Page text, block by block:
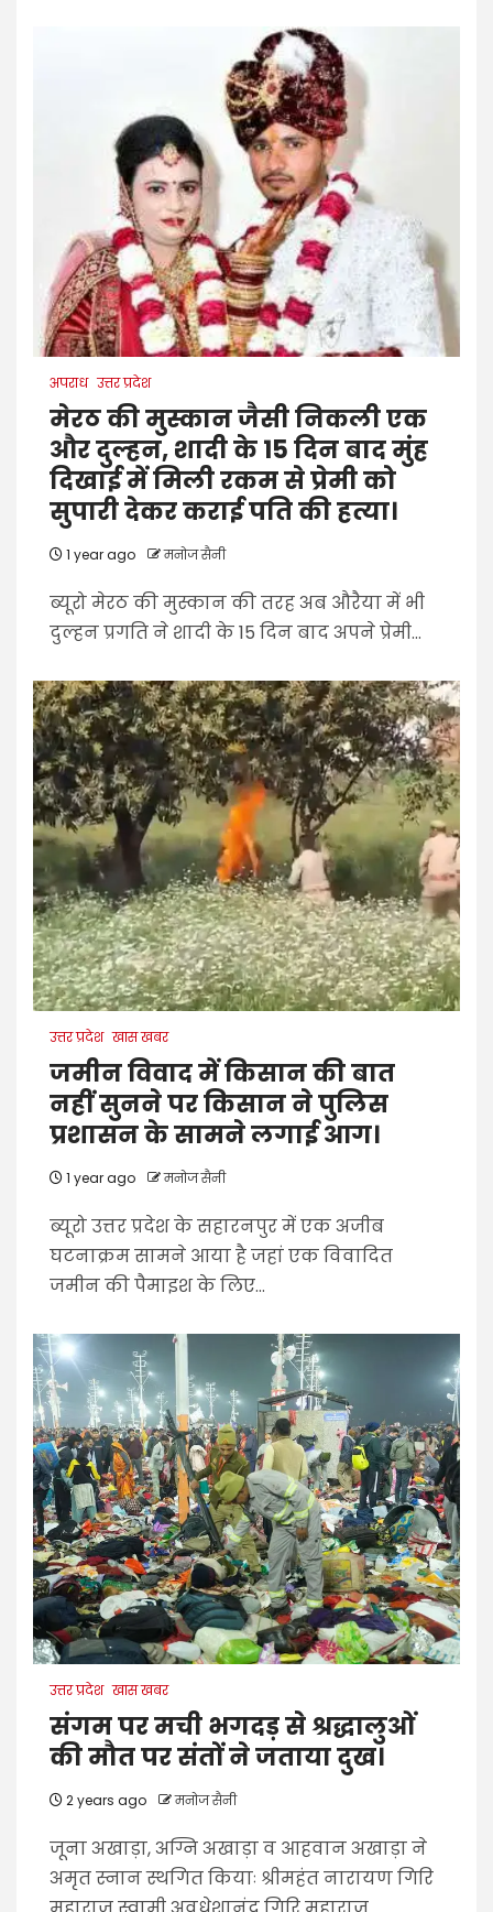
अपराध उत्तर प्रदेश
मेरठ की मुस्कान जैसी निकली एक
और दुल्हन, शादी के 15 दिन बाद मुंह
दिखाई में मिली रकम से प्रेमी को
सुपारी देकर कराई पति की हत्या।
1 year ago मनोज सैनी
ब्यूरो मेरठ की मुस्कान की तरह अब औरैया में भी
दुल्हन प्रगति ने शादी के 15 दिन बाद अपने प्रेमी...
उत्तर प्रदेश खास खबर
जमीन विवाद में किसान की बात
नहीं सुनने पर किसान ने पुलिस
प्रशासन के सामने लगाई आग।
1 year ago मनोज सैनी
ब्यूरो उत्तर प्रदेश के सहारनपुर में एक अजीब
घटनाक्रम सामने आया है जहां एक विवादित
जमीन की पैमाइश के लिए...
उत्तर प्रदेश खास खबर
संगम पर मची भगदड़ से श्रद्धालुओं
की मौत पर संतों ने जताया दुख।
2 years ago मनोज सैनी
जूना अखाड़ा, अग्नि अखाड़ा व आहवान अखाड़ा ने
अमृत स्नान स्थगित कियाः श्रीमहंत नारायण गिरि